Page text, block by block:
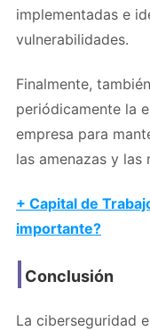
implementadas e
vulnerabilidades.
Finalmente,
periódicamente la
empresa para
las amenazas y las
+ Capital de
importante?
Conclusión
La ciberseguridad